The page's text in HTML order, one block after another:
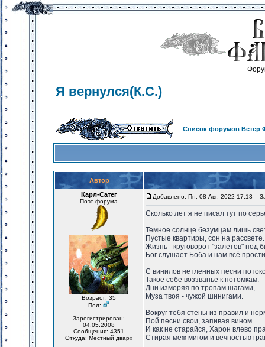
Я вернулся(К.С.)
Список форумов Ветер
Автор
Карл-Сатег
Поэт форума
Возраст: 35
Пол:
Зарегистрирован:
04.05.2008
Сообщения: 4351
Откуда: Местный дварх
Добавлено: Пн, 08 Авг, 2022 17:13
Сколько лет я не писал тут по
Темное солнце безумцам лишь
Пустые квартиры, сон на рассвете.
Жизнь - круговорот "залетов" под
Бог слушает Боба и нам всё
С винилов нетленных песни
Такое себе воззванье к потомкам.
Дни измеряя по тропам шагами,
Муза твоя - чужой шинигами.
Вокруг тебя стены из правил и
Пой песни свои, запивая вином.
И как не старайся, Харон влево
Стирая меж мигом и вечностью